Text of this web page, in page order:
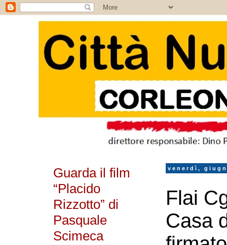
venerdì,
Flai
Casa
Guarda il film
“Placido
Rizzotto” di
Pasquale
Scimeca